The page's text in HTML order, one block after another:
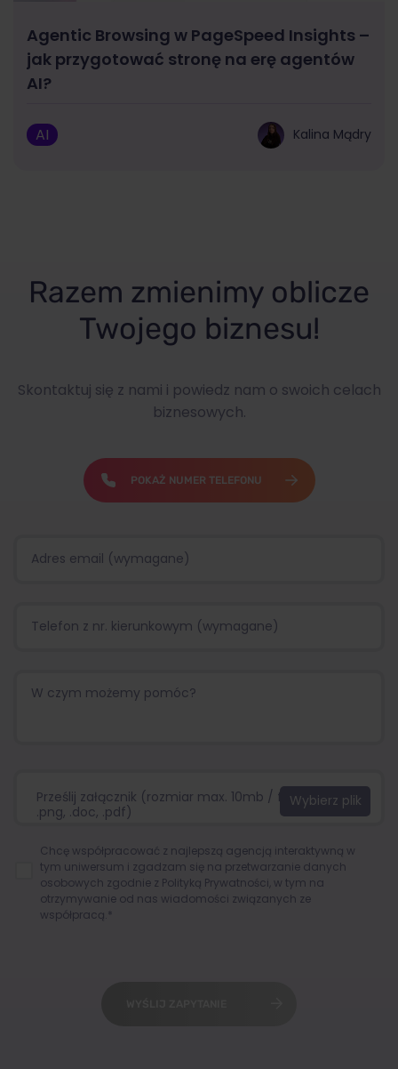
Agentic Browsing w PageSpeed Insights –
jak przygotować stronę na erę agentów
AI?
AI Kalina Mądry
Razem zmienimy oblicze
Twojego biznesu!
Skontaktuj się z nami i powiedz nam o swoich celach
biznesowych.
POKAŻ NUMER TELEFONU
Prześlij załącznik (rozmiar max. 10mb / format:.jpg,
.png, .doc, .pdf)
Chcę współpracować z najlepszą agencją interaktywną w
tym uniwersum i zgadzam się na przetwarzanie danych
osobowych zgodnie z Polityką Prywatności , w tym na
otrzymywanie od nas wiadomości związanych ze
współpracą.*